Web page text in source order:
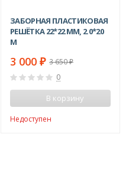
ЗАБОРНАЯ ПЛАСТИКОВАЯ
РЕШЁТКА 22*22 ММ, 2.0*20
М
3 000 ₽ 3 650₽
0
В корзину
Недоступен